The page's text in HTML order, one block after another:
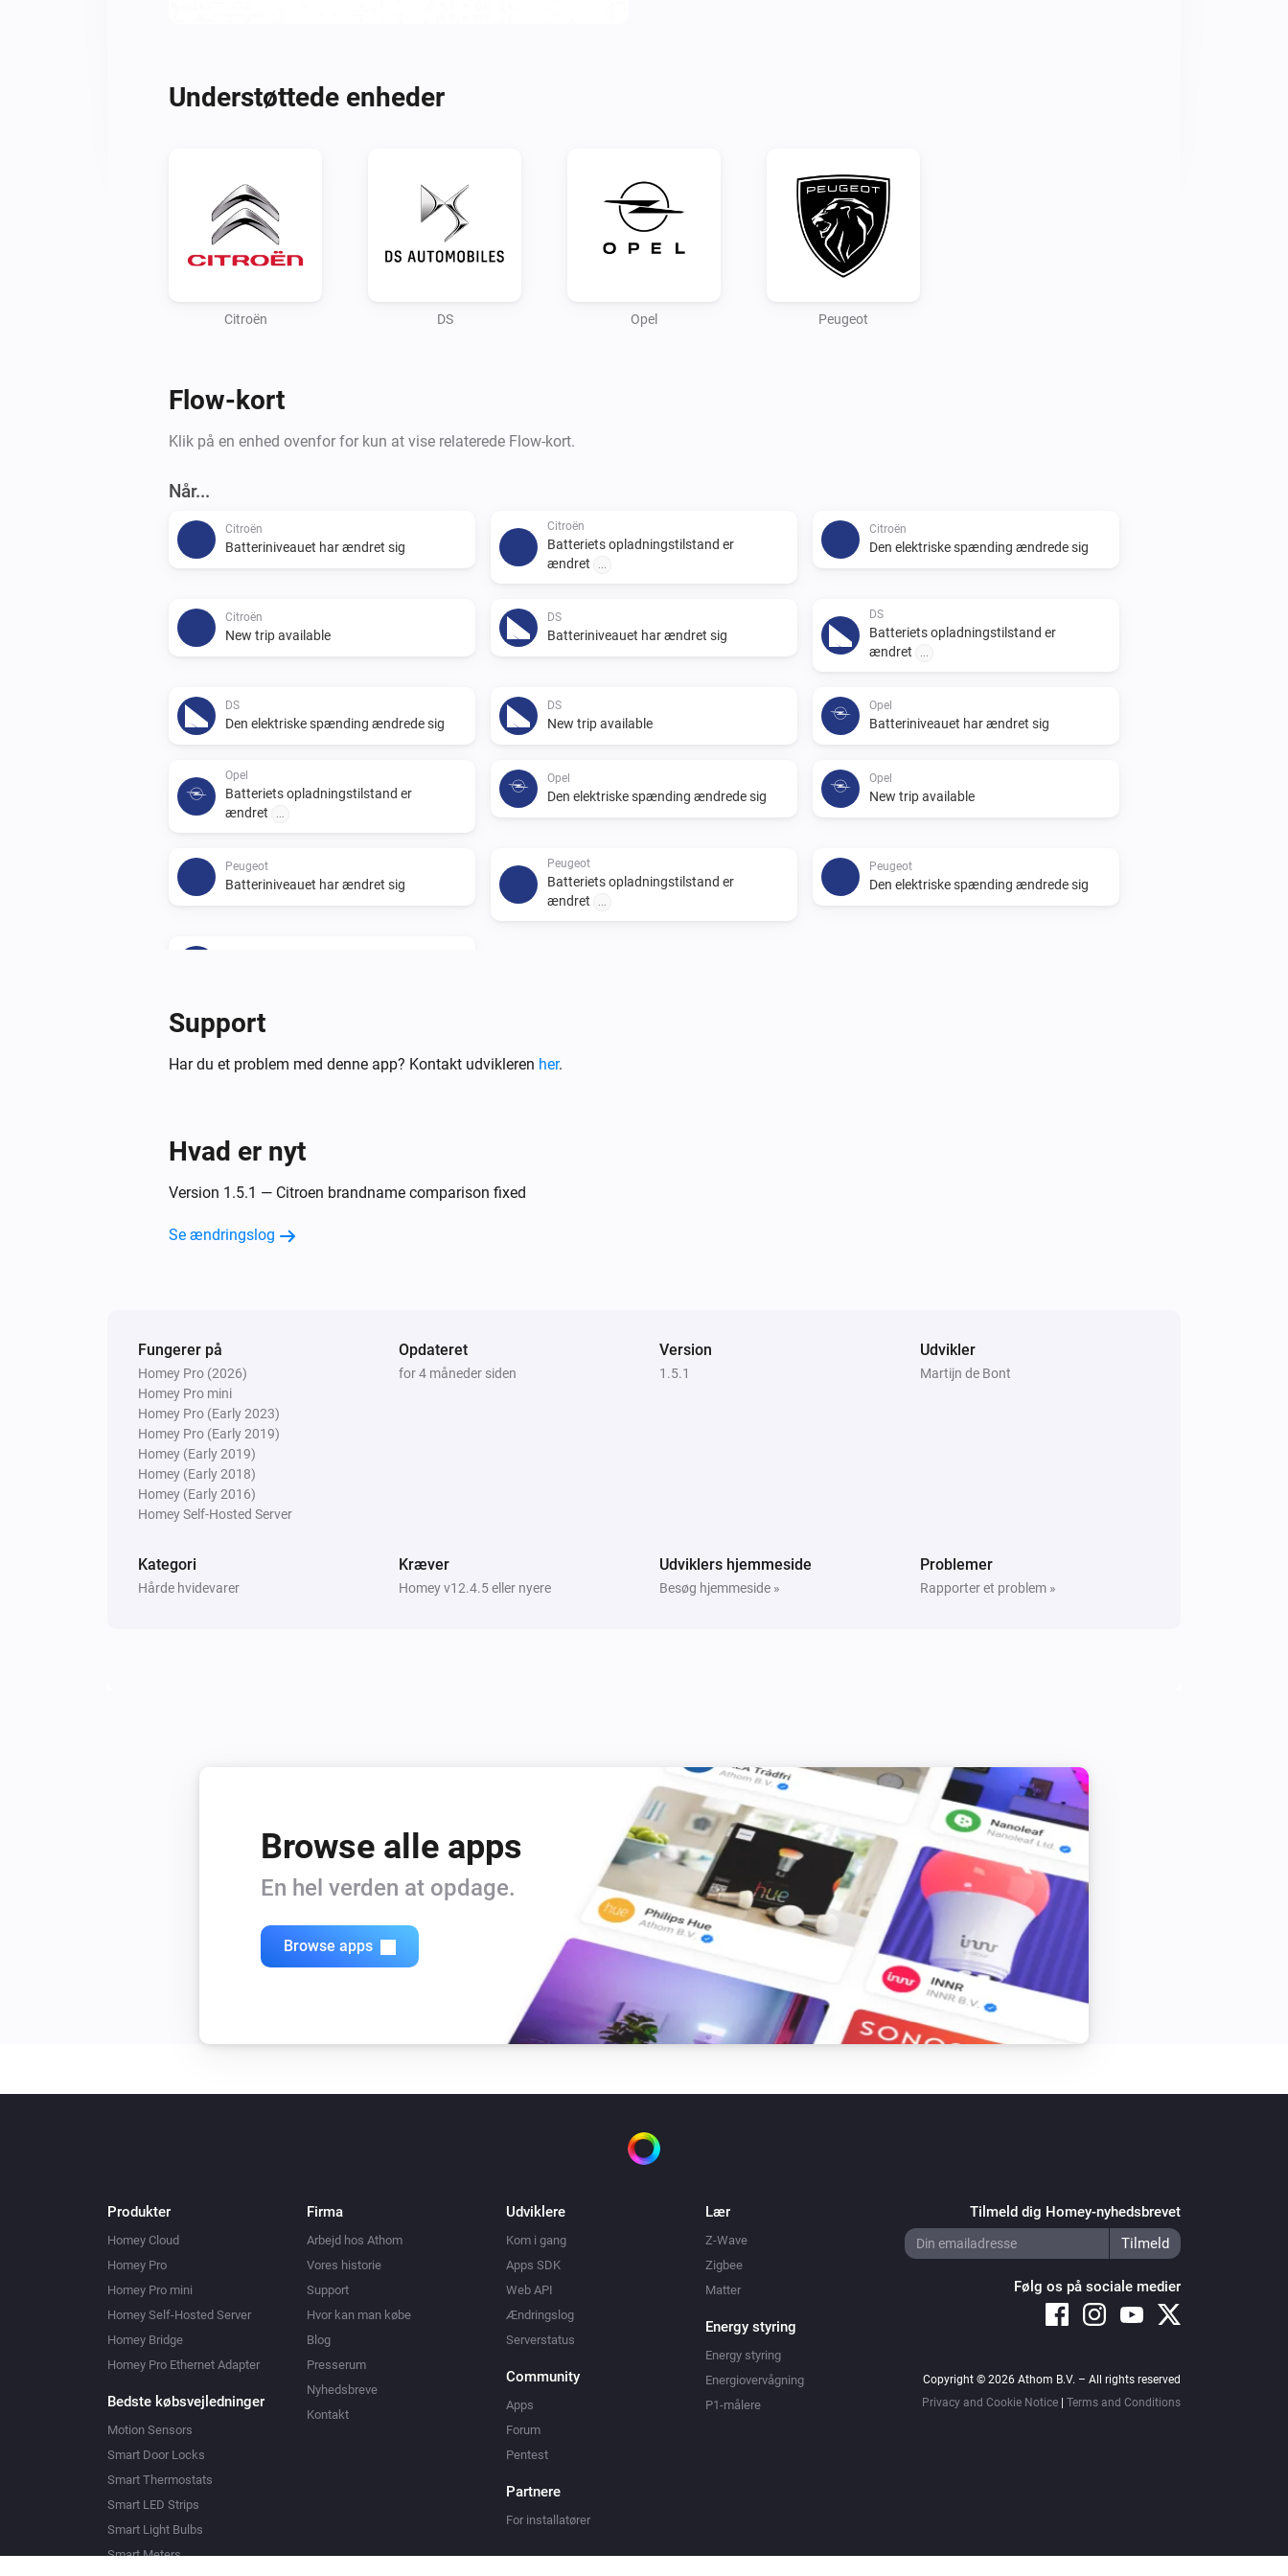
data, this is still in progress.
Credits:
andreadegiovine on github for his Home Assistant integration
Understøttede enheder
Citroën DS Opel Peugeot
Flow-kort
Klik på en enhed ovenfor for kun at vise relaterede Flow-kort.
Når...
Citroën
Batteriniveauet har ændret sig
Citroën
Batteriets opladningstilstand er
ændret
...
Citroën
Den elektriske spænding ændrede sig
Citroën
New trip available
DS
Batteriniveauet har ændret sig
DS
Batteriets opladningstilstand er
ændret
...
DS
Den elektriske spænding ændrede sig
DS
New trip available
Opel
Batteriniveauet har ændret sig
Opel
Batteriets opladningstilstand er
ændret
...
Opel
Den elektriske spænding ændrede sig
Opel
New trip available
Peugeot
Batteriniveauet har ændret sig
Peugeot
Batteriets opladningstilstand er
ændret
...
Peugeot
Den elektriske spænding ændrede sig
Og...
Citroën DS
Peugeot
Batteriets opladningstilstand er
Så...
i
Support
Har du et problem med denne app? Kontakt udvikleren her.
Hvad er nyt
Version 1.5.1 — Citroen brandname comparison fixed
Se ændringslog
Fungerer på
Homey Pro (2026)
Homey Pro mini
Homey Pro (Early 2023)
Homey Pro (Early 2019)
Homey (Early 2019)
Homey (Early 2018)
Homey (Early 2016)
Homey Self-Hosted Server
Opdateret
for 4 måneder siden
Version
1.5.1
Udvikler
Martijn de Bont
Kategori
Hårde hvidevarer
Kræver
Homey v12.4.5 eller nyere
Udviklers hjemmeside
Besøg hjemmeside »
Problemer
Rapporter et problem »
Browse alle apps
En hel verden at opdage.
Browse apps
Produkter
Homey Cloud
Homey Pro
Homey Pro mini
Homey Self-Hosted Server
Homey Bridge
Homey Pro Ethernet Adapter
Bedste købsvejledninger
Motion Sensors
Smart Door Locks
Smart Thermostats
Smart LED Strips
Smart Light Bulbs
Smart Meters
Firma
Arbejd hos Athom
Vores historie
Support
Hvor kan man købe
Blog
Presserum
Nyhedsbreve
Kontakt
Udviklere
Kom i gang
Apps SDK
Web API
Ændringslog
Serverstatus
Community
Apps
Forum
Pentest
Partnere
For installatører
Lær
Z-Wave
Zigbee
Matter
Energy styring
Energy styring
Energiovervågning
P1-målere
Tilmeld dig Homey-nyhedsbrevet
Følg os på sociale medier
Copyright © 2026 Athom B.V. – All rights reserved
Privacy and Cookie Notice
Terms and Conditions